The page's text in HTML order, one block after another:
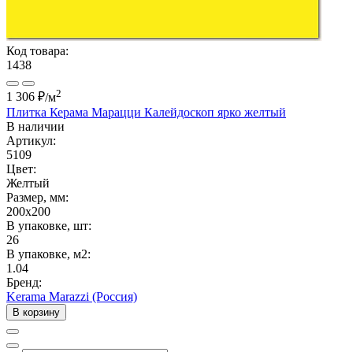
Код товара:
1438
1 306 ₽/м2
Плитка Керама Марацци Калейдоскоп ярко желтый
В наличии
Артикул:
5109
Цвет:
Желтый
Размер, мм:
200x200
В упаковке, шт:
26
В упаковке, м2:
1.04
Бренд:
Kerama Marazzi (Россия)
В корзину